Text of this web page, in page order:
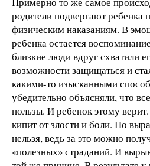
родители подвергают ребенка
физическим наказаниям. В
ребенка остается
близкие люди вдруг схватили
возможности защищаться и
какими-то изысканными
убедительно объясняли, что
пользы. И ребенок этому
кипит от злости и боли. Но
нельзя, ведь за это можно
«полезных» страданий. И